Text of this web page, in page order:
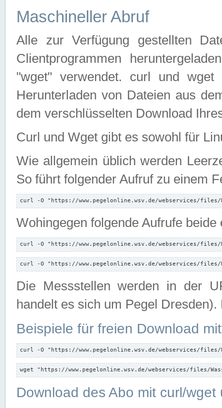
Maschineller Abruf
Alle zur Verfügung gestellten
Clientprogrammen
"wget" verwendet. curl und wget
Herunterladen von Dateien aus
dem verschlüsselten Download
Curl und Wget gibt es sowohl für
Wie allgemein üblich werden
So führt folgender Aufruf zu einem
curl -O "https://www.pegelonline.wsv.de/webservices/files/
Wohingegen folgende Aufrufe beide
curl -O "https://www.pegelonline.wsv.de/webservices/files/
curl -O "https://www.pegelonline.wsv.de/webservices/files/
Die Messstellen werden in der
handelt es sich um Pegel
Beispiele für freien Download
curl -O "https://www.pegelonline.wsv.de/webservices/files/
wget "https://www.pegelonline.wsv.de/webservices/files/
Download des Abo mit curl/